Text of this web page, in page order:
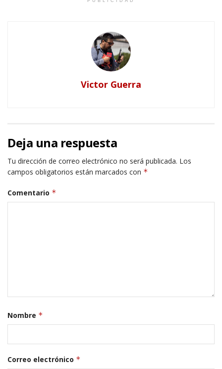
Victor Guerra
Deja una respuesta
Tu dirección de correo electrónico no será publicada. Los
campos obligatorios están marcados con *
Comentario *
Nombre *
Correo electrónico *